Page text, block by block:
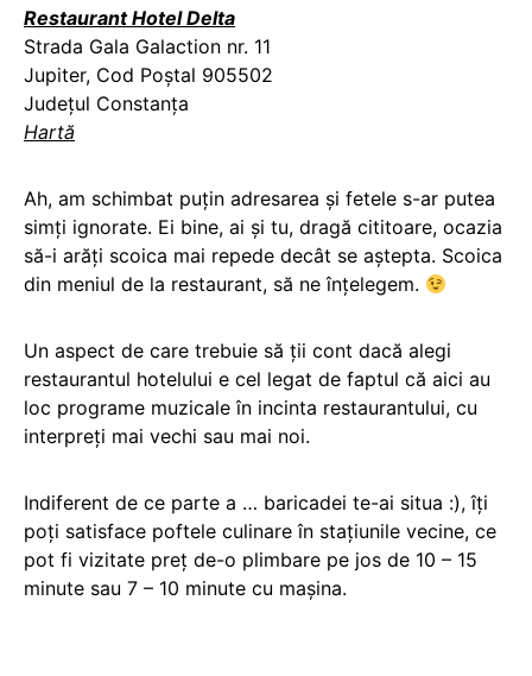
Restaurant Hotel Delta
Strada Gala Galaction nr. 11
Jupiter, Cod Poștal 905502
Județul Constanța
Hartă
Ah, am schimbat puțin adresarea și fetele s-ar putea
simți ignorate. Ei bine, ai și tu, dragă cititoare, ocazia
să-i arăți scoica mai repede decât se aștepta. Scoica
din meniul de la restaurant, să ne înțelegem.
Un aspect de care trebuie să ții cont dacă alegi
restaurantul hotelului e cel legat de faptul că aici au
loc programe muzicale în incinta restaurantului, cu
interpreți mai vechi sau mai noi.
Indiferent de ce parte a … baricadei te-ai situa :), îți
poți satisface poftele culinare în stațiunile vecine, ce
pot fi vizitate preț de-o plimbare pe jos de 10 – 15
minute sau 7 – 10 minute cu mașina.